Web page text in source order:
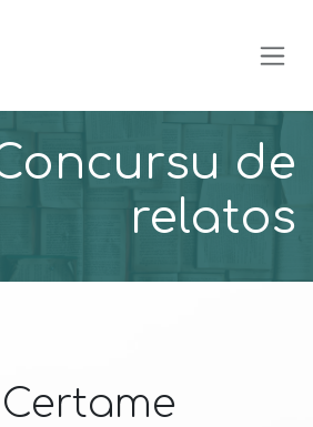
de
relatos
Certame